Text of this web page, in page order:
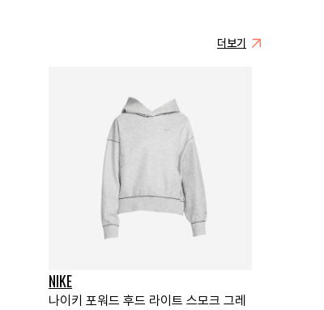
더보기
NIKE
나이키 포워드 후드 라이트 스모크 그레